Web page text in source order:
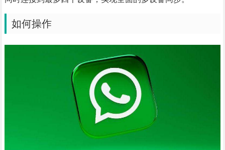
如何操作